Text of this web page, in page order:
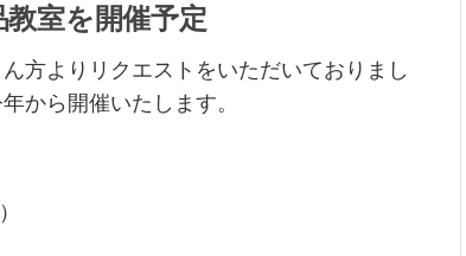
室を開催予定
方よりリクエストをいただいておりまし
から開催いたします。